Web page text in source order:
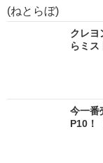
(ねとらぼ)
クレ
らミス
今一番
P10！